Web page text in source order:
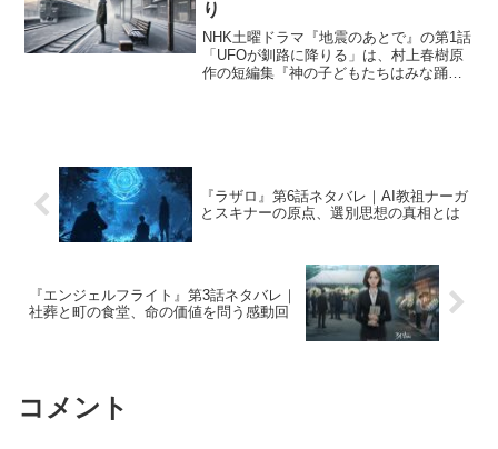
り
NHK土曜ドラマ『地震のあとで』の第1話
「UFOが釧路に降りる」は、村上春樹原
作の短編集『神の子どもたちはみな踊
『ラザロ』第6話ネタバレ｜AI教祖ナーガ
とスキナーの原点、選別思想の真相とは
『エンジェルフライト』第3話ネタバレ｜
社葬と町の食堂、命の価値を問う感動回
コメント